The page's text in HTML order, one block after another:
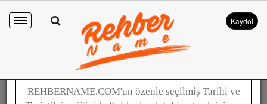
Toggle
Kaydol
Keşfet
İlk Öğrenen Siz Olun !!
REHBERNAME.COM'un özenle seçilmiş Tarihi ve